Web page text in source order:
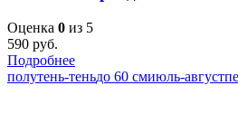
Оценка 0 из 5
590 руб.
Подробнее
полутень-теньдо 60 смиюль-август